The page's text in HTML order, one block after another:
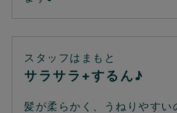
スタッフはまもと
サラサラ+するん♪
髪が柔らかく、うねりやすい